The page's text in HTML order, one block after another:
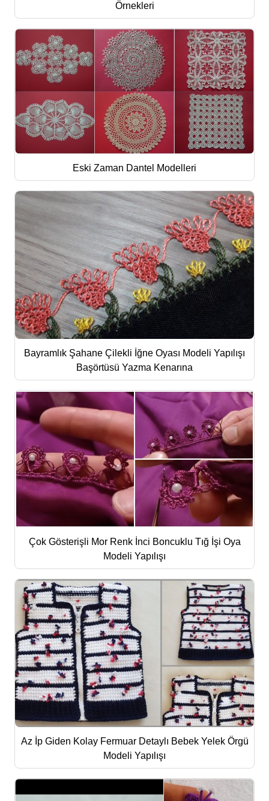
Örnekleri
Eski Zaman Dantel Modelleri
Bayramlık Şahane Çilekli İğne Oyası Modeli Yapılışı
Başörtüsü Yazma Kenarına
Çok Gösterişli Mor Renk İnci Boncuklu Tığ İşi Oya
Modeli Yapılışı
Az İp Giden Kolay Fermuar Detaylı Bebek Yelek Örgü
Modeli Yapılışı